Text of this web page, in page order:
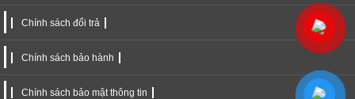
Chính sách đổi trả
Chính sách bảo hành
Chính sách bảo mật thông tin